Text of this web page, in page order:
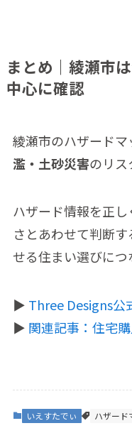
まとめ｜綾瀬市
中心に確認
綾瀬市のハザード
濫・土砂災害のリス
ハザード情報を正
さとあわせて判断
せる住まい選びにつ
▶️ Three Designs公
▶️ 関連記事：住宅
いえすたでぃ ハザード